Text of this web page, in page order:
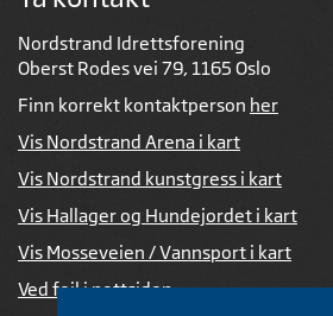
Nordstrand Idrettsforening
Oberst Rodes vei 79, 1165 Oslo
Finn korrekt kontaktperson her
Vis Nordstrand Arena i kart
Vis Nordstrand kunstgress i kart
Vis Hallager og Hundejordet i kart
Vis Mosseveien / Vannsport i kart
Ved feil i nettsiden